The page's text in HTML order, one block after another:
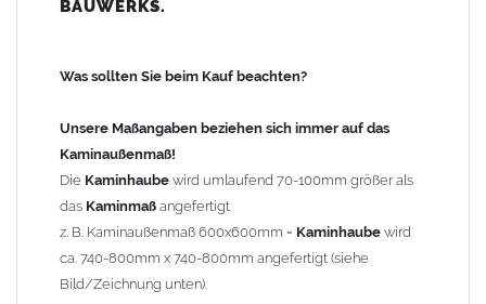
100mm
120mm
140mm
Andere Bohrmaße sind auf Anfrage möglich (Aufpreis
Sonderbohrung 55,99 EUR).
Befestigung/Stützen
Kaminhaubewird inkl. EdelstahlBefestigungsmaterial
geliefert. Die Standardflachstützen sind aus
BAUWERKS.
Was sollten Sie beim Kauf beachten?
Unsere Maßangaben beziehen sich immer auf das
Kaminaußenmaß!
Die Kaminhaube wird umlaufend 70-100mm größer als
das Kaminmaß angefertigt
z. B. Kaminaußenmaß 600x600mm = Kaminhaube wird
ca. 740-800mm x 740-800mm angefertigt (siehe
Bild/Zeichnung unten).